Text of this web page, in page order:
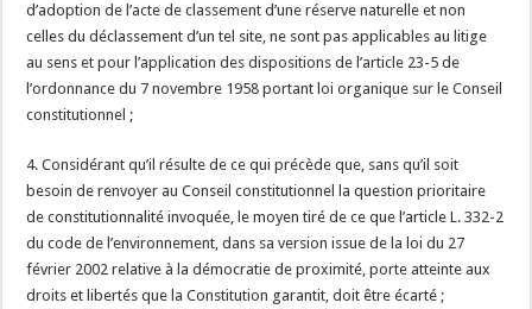
d’adoption de l’acte de classement d’une réserve naturelle et non
celles du déclassement d’un tel site, ne sont pas applicables au litige
au sens et pour l’application des dispositions de l’article 23-5 de
l’ordonnance du 7 novembre 1958 portant loi organique sur le Conseil
constitutionnel ;
4. Considérant qu’il résulte de ce qui précède que, sans qu’il soit
besoin de renvoyer au Conseil constitutionnel la question prioritaire
de constitutionnalité invoquée, le moyen tiré de ce que l’article L. 332-2
du code de l’environnement, dans sa version issue de la loi du 27
février 2002 relative à la démocratie de proximité, porte atteinte aux
droits et libertés que la Constitution garantit, doit être écarté ;